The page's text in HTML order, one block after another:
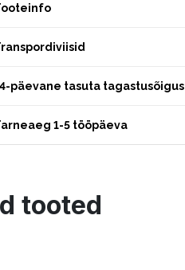
päevane tasuta tagastusõigus
1-5 tööpäeva
tooted